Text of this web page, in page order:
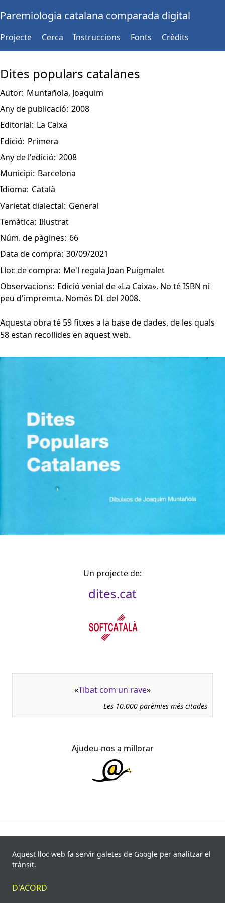
Paremiologia catalana comparada digital
Projecte Cerca Instruccions Fonts Crèdits
Dites populars catalanes
Autor: Muntañola, Joaquim
Any de publicació: 2008
Editorial: La Caixa
Edició: Primera
Any de l'edició: 2008
Municipi: Barcelona
Idioma: Català
Varietat dialectal: General
Temàtica: Il·lustrat
Núm. de pàgines: 66
Data de compra: 30/09/2021
Lloc de compra: Me'l regala Joan Puigmalet
Observacions: Edició venial de «La Caixa». No té ISBN ni
peu d'impremta. Només DL del 2008.
Aquesta obra té 59 fitxes a la base de dades, de les quals
58 estan recollides en aquest web.
Un projecte de:
dites.cat
«Tibat com un rave»
Les 10.000 parèmies més citades
Ajudeu-nos a millorar
recollides de 840 fonts i 8.113 informants. Última
Aquest lloc web fa servir galetes de Google per analitzar el
trànsit.
D'ACORD